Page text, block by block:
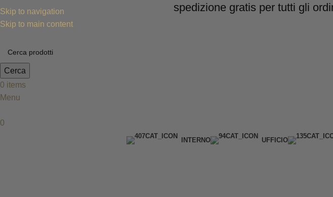
Skip to navigation
Skip to main content
spedizione gratis per tutti gli ordini
Cerca
0 items
Menu
0
INTERNO UFFICIO